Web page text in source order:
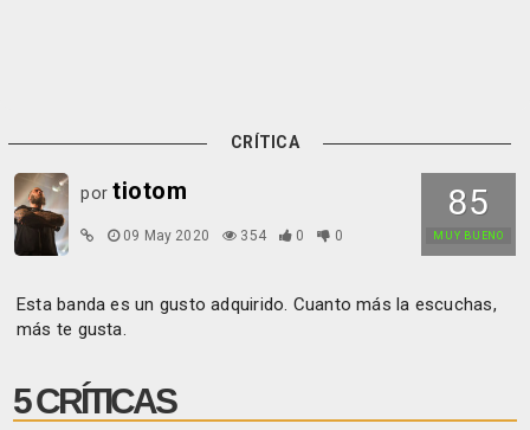
CRÍTICA
85
MUY BUENO
portiotom
09 May 2020 354 0 0
Esta banda es un gusto adquirido. Cuanto más la escuchas,
más te gusta.
5 CRÍTICAS